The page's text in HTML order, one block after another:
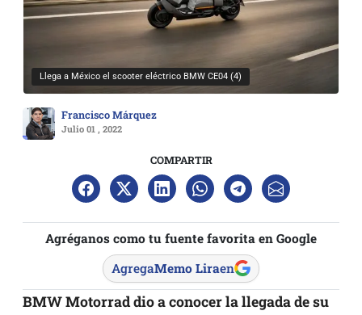
Llega a México el scooter eléctrico BMW CE04 (4)
Francisco Márquez
Julio 01 , 2022
COMPARTIR
Agréganos como tu fuente favorita en Google
AgregaMemo Liraen
BMW Motorrad dio a conocer la llegada de su